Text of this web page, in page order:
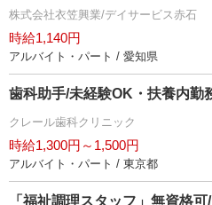
株式会社衣笠興業/デイサービス赤石
時給1,140円
アルバイト・パート / 愛知県
歯科助手/未経験OK・扶養内勤
クレール歯科クリニック
時給1,300円～1,500円
アルバイト・パート / 東京都
「福祉調理スタッフ」無資格